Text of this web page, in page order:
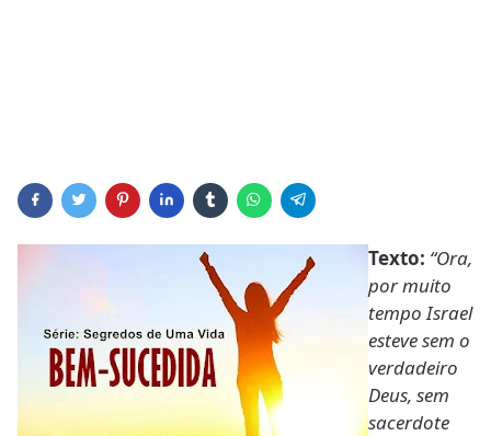
Texto: “Ora,
por muito
tempo Israel
esteve sem o
verdadeiro
Deus, sem
sacerdote